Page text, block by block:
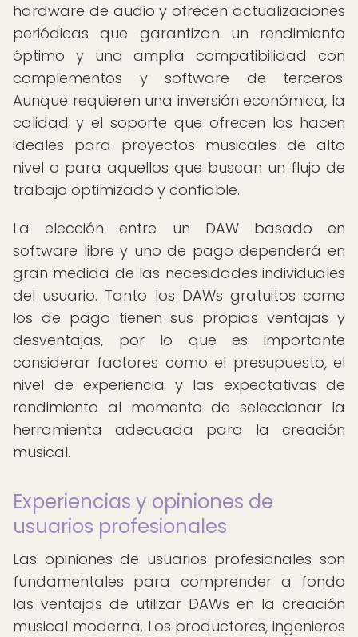
hardware de audio y ofrecen actualizaciones
periódicas que garantizan un rendimiento
óptimo y una amplia compatibilidad con
complementos y software de terceros.
Aunque requieren una inversión económica, la
calidad y el soporte que ofrecen los hacen
ideales para proyectos musicales de alto
nivel o para aquellos que buscan un flujo de
trabajo optimizado y confiable.
La elección entre un DAW basado en
software libre y uno de pago dependerá en
gran medida de las necesidades individuales
del usuario. Tanto los DAWs gratuitos como
los de pago tienen sus propias ventajas y
desventajas, por lo que es importante
considerar factores como el presupuesto, el
nivel de experiencia y las expectativas de
rendimiento al momento de seleccionar la
herramienta adecuada para la creación
musical.
Experiencias y opiniones de
usuarios profesionales
Las opiniones de usuarios profesionales son
fundamentales para comprender a fondo
las ventajas de utilizar DAWs en la creación
musical moderna. Los productores, ingenieros